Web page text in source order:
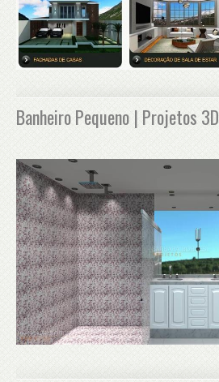
Banheiro Pequeno | Projetos 3D